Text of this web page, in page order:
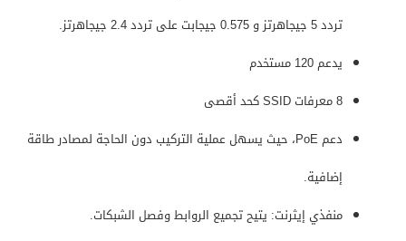
تردد 5 جيجاهرتز و 0.575 جيجابت على تردد 2.4 جيجاهرتز.
يدعم 120 مستخدم
8 معرفات SSID كحد أقصى
دعم PoE، حيث يسهل عملية التركيب دون الحاجة لمصادر طاقة
إضافية.
منفذي إيثرنت: يتيح تجميع الروابط وفصل الشبكات.